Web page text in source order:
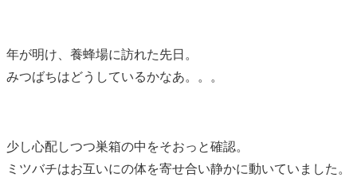
年が明け、養蜂場に訪れた先日。
みつばちはどうしているかなあ。。。
少し心配しつつ巣箱の中をそおっと確認。
ミツバチはお互いにの体を寄せ合い静かに動いていました。